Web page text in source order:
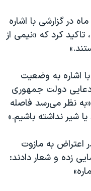
روز ۱۲ اسفند ماه در گزارشی با اشاره
تاکید کرد که «نیمی از
۹ اسفند ماه با اشاره به وضعیت
دولت جمهوری
نظر می‌رسد فاصله
شیر نداشته باشیم.»
اعتراض به مازوت
زده و شعار دادند: